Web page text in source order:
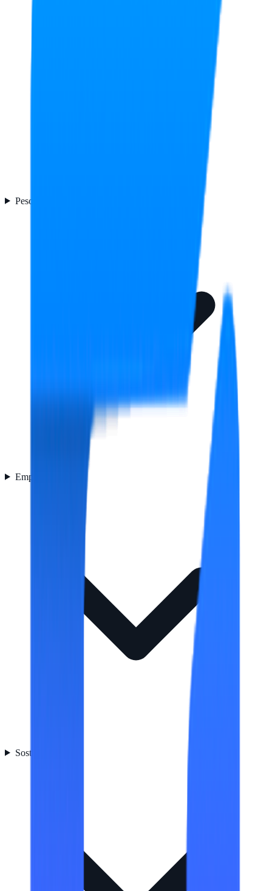
Peso y dimensiones
Empaquetado
Sostenibilidad